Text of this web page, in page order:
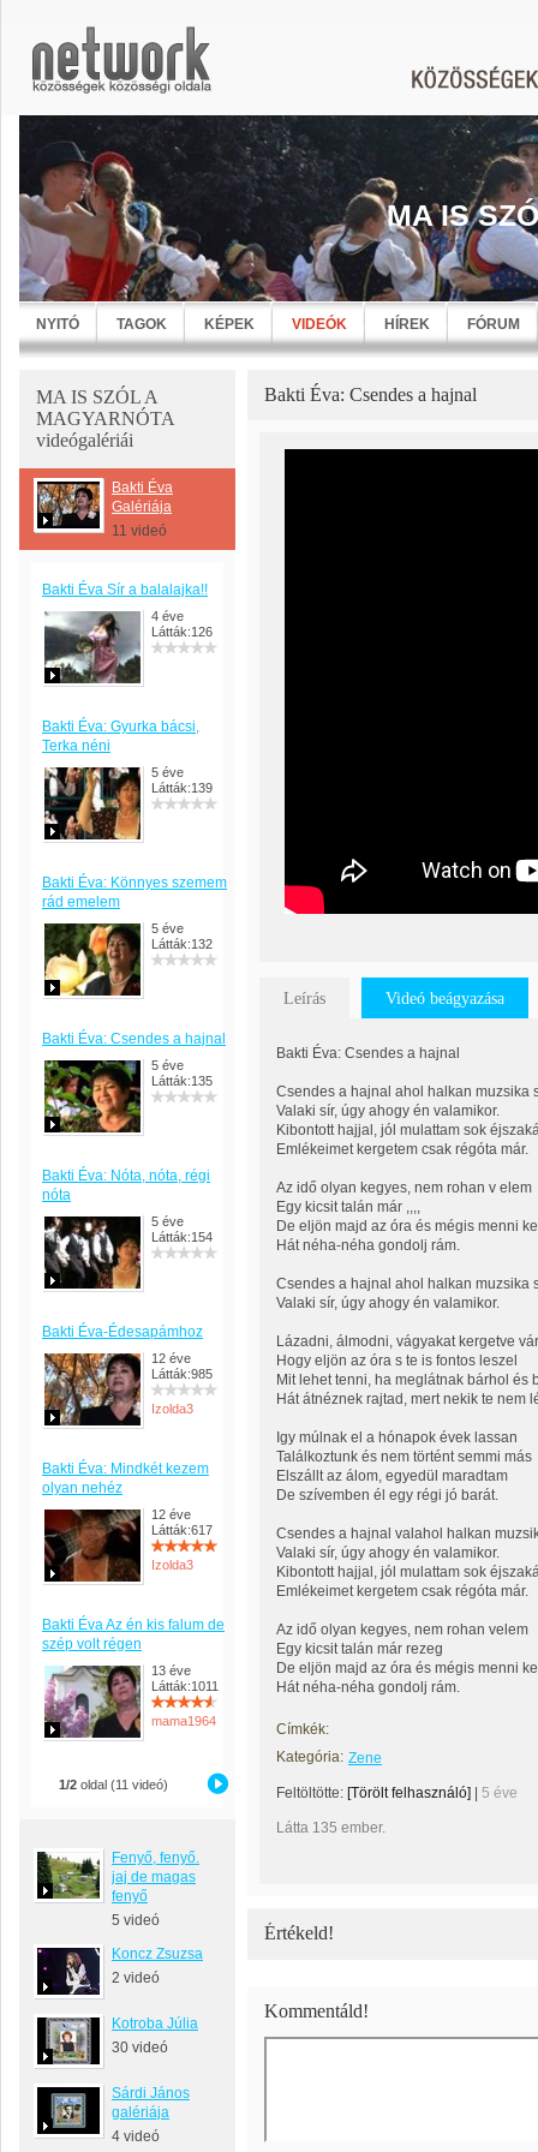
MA IS
NYITÓ TAGOK KÉPEK VIDEÓK HÍREK FÓRUM
MA IS SZÓL A
MAGYARNÓTA
videógalériái
Bakti Éva
Galériája
11 videó
Bakti Éva Sír a balalajka!!
4 éve
Látták:126
Bakti Éva: Gyurka bácsi,
Terka néni
5 éve
Látták:139
Bakti Éva: Könnyes szemem
rád emelem
5 éve
Látták:132
Bakti Éva: Csendes a hajnal
5 éve
Látták:135
Bakti Éva: Nóta, nóta, régi
nóta
5 éve
Látták:154
Bakti Éva-Édesapámhoz
12 éve
Látták:985
Izolda3
Bakti Éva: Mindkét kezem
olyan nehéz
12 éve
Látták:617
Izolda3
Bakti Éva Az én kis falum de
szép volt régen
13 éve
Látták:1011
mama1964
1/2oldal (11 videó)
Fenyő, fenyő.
jaj de magas
fenyő
5 videó
Koncz Zsuzsa
2 videó
Kotroba Júlia
30 videó
Sárdi János
galériája
4 videó
Bakti Éva: Csendes a hajnal
Leírás Videó beágyazása
Bakti Éva: Csendes a hajnal
Csendes a hajnal ahol halkan muzsika
Valaki sír, úgy ahogy én valamikor.
Kibontott hajjal, jól mulattam sok
Emlékeimet kergetem csak régóta már.
Az idő olyan kegyes, nem rohan v elem
Egy kicsit talán már ,,,,
De eljön majd az óra és mégis menni
Hát néha-néha gondolj rám.
Csendes a hajnal ahol halkan muzsika
Valaki sír, úgy ahogy én valamikor.
Lázadni, álmodni, vágyakat kergetve
Hogy eljön az óra s te is fontos leszel
Mit lehet tenni, ha meglátnak bárhol és
Hát átnéznek rajtad, mert nekik te nem
Igy múlnak el a hónapok évek lassan
Találkoztunk és nem történt semmi más
Elszállt az álom, egyedül maradtam
De szívemben él egy régi jó barát.
Csendes a hajnal valahol halkan
Valaki sír, úgy ahogy én valamikor.
Kibontott hajjal, jól mulattam sok
Emlékeimet kergetem csak régóta már.
Az idő olyan kegyes, nem rohan velem
Egy kicsit talán már rezeg
De eljön majd az óra és mégis menni
Hát néha-néha gondolj rám.
Címkék:
Kategória: Zene
Feltöltötte: [Törölt felhasználó] 5 éve
Látta 135 ember.
Értékeld!
Kommentáld!